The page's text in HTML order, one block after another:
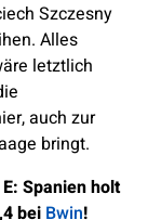
Szczesny
Alles
letztlich
auch zur
bringt.
Spanien holt
bei Bwin!